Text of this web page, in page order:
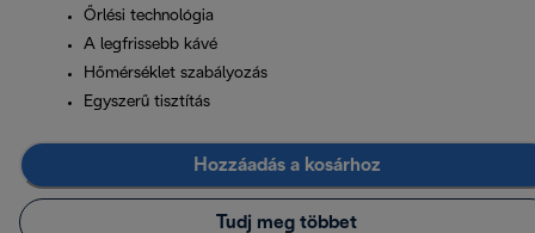
Őrlési technológia
A legfrissebb kávé
Hőmérséklet szabályozás
Egyszerű tisztítás
Hozzáadás a kosárhoz
Tudj meg többet